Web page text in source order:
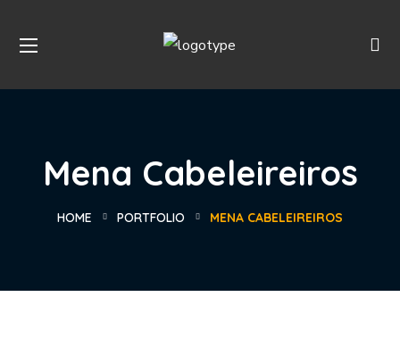
Mena Cabeleireiros
HOME PORTFOLIO MENA CABELEIREIROS